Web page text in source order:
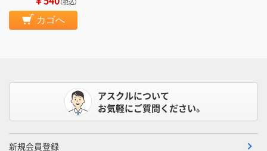
カゴへ
アスクルについて
お気軽にご質問ください。
新規会員登録